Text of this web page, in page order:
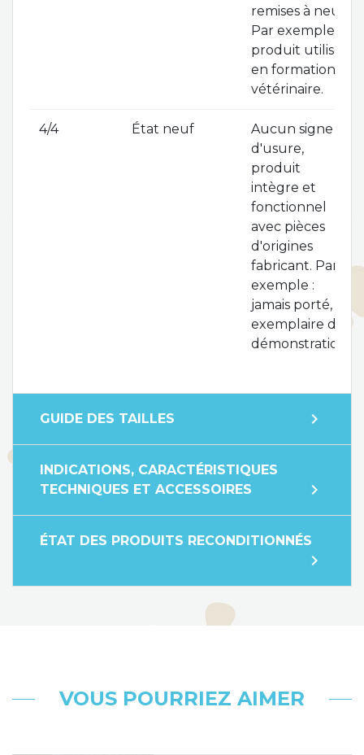
remises à neuf.
Par exemple :
produit utilisé
en formation
vétérinaire.
4/4 État neuf
Aucun signe
d'usure,
produit
intègre et
fonctionnel
avec pièces
d'origines
fabricant. Par
exemple :
jamais porté,
exemplaire de
démonstration.
GUIDE DES TAILLES expand_more
INDICATIONS, CARACTÉRISTIQUES
TECHNIQUES ET ACCESSOIRES
expand_more
ÉTAT DES PRODUITS RECONDITIONNÉS
expand_more
VOUS POURRIEZ AIMER